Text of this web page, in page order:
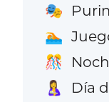
🎭
🏊
🎊
🤱 Día